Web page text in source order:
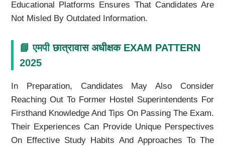
Educational Platforms Ensures That Candidates Are
Not Misled By Outdated Information.
📘 एमपीछात्रावास अधीक्षक EXAM PATTERN
2025
In Preparation, Candidates May Also Consider
Reaching Out To Former Hostel Superintendents For
Firsthand Knowledge And Tips On Passing The Exam.
Their Experiences Can Provide Unique Perspectives
On Effective Study Habits And Approaches To The